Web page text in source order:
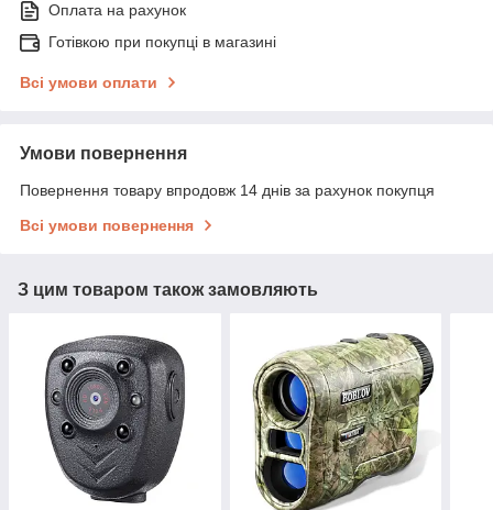
Оплата на рахунок
Готівкою при покупці в магазині
Всі умови оплати
Умови повернення
Повернення товару впродовж 14 днів за рахунок покупця
Всі умови повернення
З цим товаром також замовляють